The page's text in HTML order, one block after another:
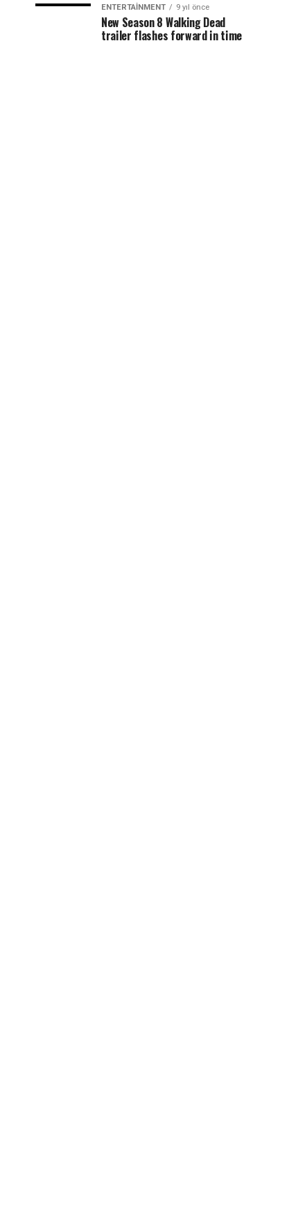
ENTERTAINMENT 9 yıl önce
New Season 8 Walking Dead
trailer flashes forward in time